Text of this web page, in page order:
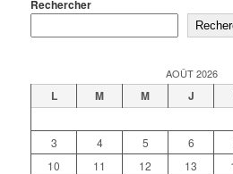
Rechercher
AOÛT 2026
L M M J
3
4 5 6
10
11 12 13